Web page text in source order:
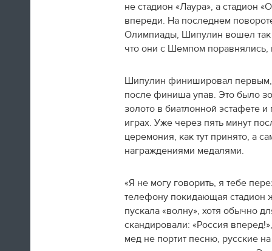
После просмотра галереи почитайте
про то, как
российские спортсмены взяли да и
«По сравнению с Играми в Ванкувере
наша команда выиграла в два раза
больше медалей. В четыре раза
больше, если считать только
золотые. Провела свою лучшую
Олимпиаду в истории и подарила
звезды и новые победы».
поможет вам освежить
не стадион «Лаура», а стадион
впереди. На последнем
Олимпиады, Шипулин вошел так
что они с Шемпом поравнялись,
Шипулин финишировал первым,
после финиша упав. Это было
золото в биатлонной эстафете
играх. Уже через пять минут
церемония, как тут принято, а
награждениями медалями.
«Я не могу говорить, я тебе
телефону покидающая стадион
пускала «волну», хотя обычно
скандировали: «Россия
мед не портит песню, русские